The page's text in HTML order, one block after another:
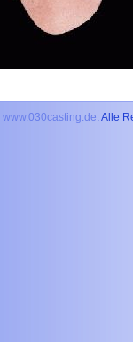
www.030casting.de. Alle